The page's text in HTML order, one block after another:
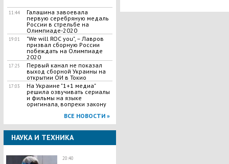
11:44
Галашина завоевала
первую серебряную медаль
России в стрельбе на
Олимпиаде-2020
19:01
"We will ROC you", – Лавров
призвал сборную России
побеждать на Олимпиаде
2020
17:25
Первый канал не показал
выход сборной Украины на
открытии ОИ в Токио
17:03
На Украине "1+1 медиа"
решила озвучивать сериалы
и фильмы на языке
оригинала, вопреки закону
ВСЕ НОВОСТИ »
НАУКА И ТЕХНИКА
20:40